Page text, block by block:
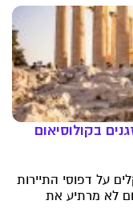
בקולוסיאום
על דפוסי התיירות
לא מרתיע את